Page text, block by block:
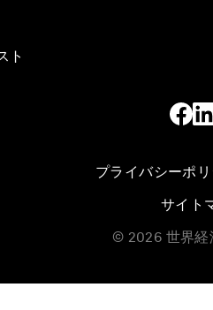
ト
プライバシーポ
サイト
© 2026 世界経